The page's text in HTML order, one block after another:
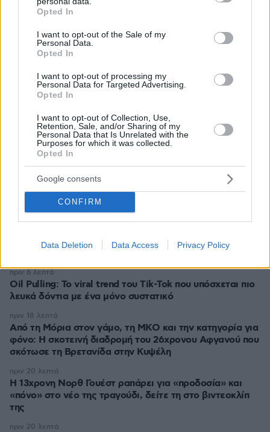
grant or deny consent to Google and its third-party tags to
use your data for below specified purposes in below Google
consent section.
Opted In
I want to opt-out of the Sale of my
Personal Data.
Opted In
I want to opt-out of processing my
Personal Data for Targeted Advertising.
Opted In
I want to opt-out of Collection, Use,
Retention, Sale, and/or Sharing of my
Personal Data that Is Unrelated with the
Purposes for which it was collected.
Opted In
Google consents
CONFIRM
Data Deletion Data Access Privacy Policy
ΡΟΗ ΕΙΔΗΣΕΩΝ
Ειδήσεις
Καρκίνος Παχέος Εντέρου: Η «ένοχη» διατροφή που
αυξάνει τον κίνδυνο κατακόρυφα – Ποια τρόφιμα
προστατεύουν
πριν 5 λεπτά
Στις φλόγες δύο διυλιστήρια πετρελαίου στη Ρωσία
μετά από ουκρανική επίθεση με drones
πριν 6 λεπτά
Παγκόσμια Ημέρα Γάτας – Εντυπωσιακά πράγματα που
ίσως δεν γνωρίζατε για αυτά τα υπέροχα πλάσματα
Oil Pulling: To viral trend του Tik-Tok που υπόσχεται πιο
λευκά δόντια με ένα μόνο συστατικό
πριν 6 λεπτά
Από τη Μόρια στον γάμο, τη ΜΚΟ και την κατηγορία για
φόνο: Η σκοτεινή διαδρομή του 26χρονου Αφγανού που
σκότωσε τη Βρετανίδα στην Κυψέλη
πριν 18 λεπτά
Η 13χρονη Νορθ Γουέστ ραπάρει για «προδοσία» και
«πόνο» στο νέο της τραγούδι, δείτε τη στο βιντεοκλίπ
της
πριν 20 λεπτά
πριν 20 λεπτά